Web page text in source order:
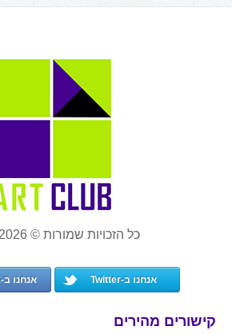
כל הזכויות שמורות © 2014-2026
אנחנו ב-Twitter אנחנו ב-Facebook
קישורים מהירים